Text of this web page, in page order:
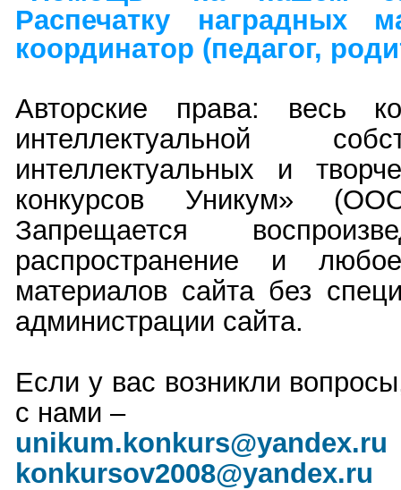
Распечатку наградных
координатор (педагог,
Авторские права: весь
интеллектуальной
интеллектуальных и
конкурсов Уникум»
Запрещается
распространение и
материалов сайта без
администрации сайта.
Если у вас возникли
с нами –
unikum.konkurs@yandex.ru
konkursov2008@yandex.ru